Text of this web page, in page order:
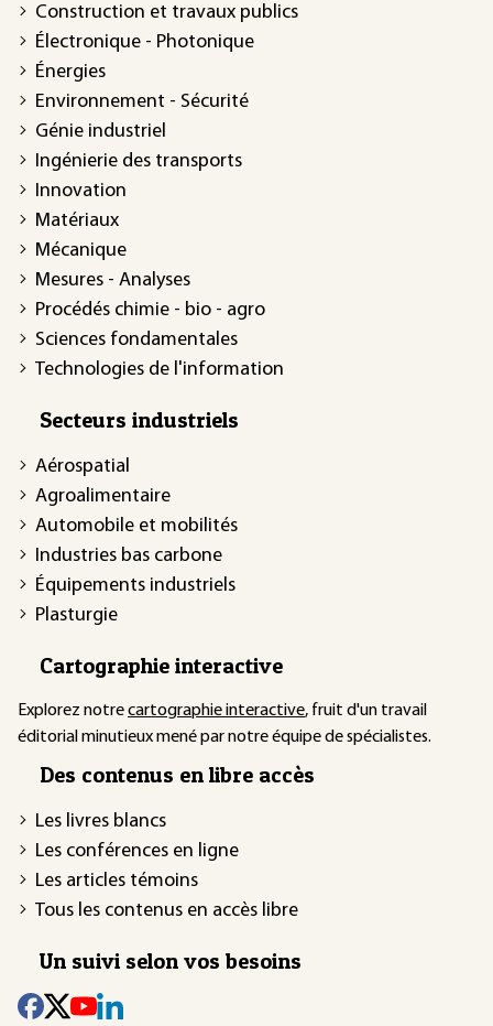
Construction et travaux publics
Électronique - Photonique
Énergies
Environnement - Sécurité
Génie industriel
Ingénierie des transports
Innovation
Matériaux
Mécanique
Mesures - Analyses
Procédés chimie - bio - agro
Sciences fondamentales
Technologies de l'information
Secteurs industriels
Aérospatial
Agroalimentaire
Automobile et mobilités
Industries bas carbone
Équipements industriels
Plasturgie
Cartographie interactive
Explorez notrecartographie interactive, fruit d'un travail
éditorial minutieux mené par notre équipe de spécialistes.
Des contenus en libre accès
Les livres blancs
Les conférences en ligne
Les articles témoins
Tous les contenus en accès libre
Un suivi selon vos besoins